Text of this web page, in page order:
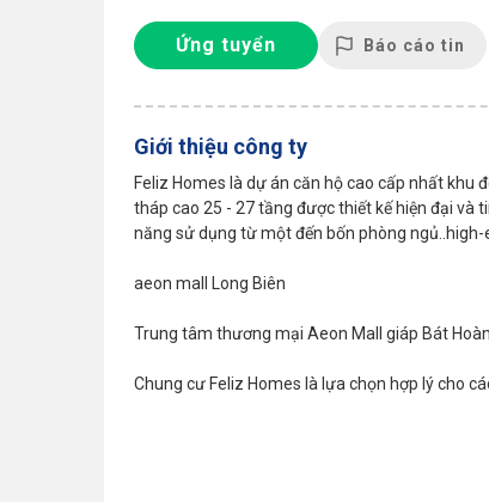
Ứng tuyển Báo cáo tin
Giới thiệu công ty
Feliz Homes là dự án căn hộ cao cấp nhất khu
tháp cao 25 - 27 tầng được thiết kế hiện đại và
năng sử dụng từ một đến bốn phòng
aeon mall Long Biên
Trung tâm thương mại Aeon Mall giáp Bát
Chung cư Feliz Homes là lựa chọn hợp lý cho